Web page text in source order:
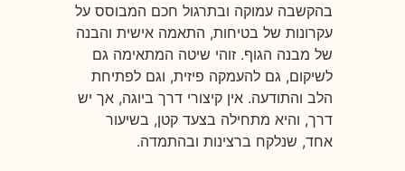
בהקשבה עמוקה ובתרגול חכם המבוסס על
עקרונות של בטיחות, התאמה אישית והבנה
של מבנה הגוף. זוהי שיטה המתאימה גם
לשיקום, גם להעמקה פיזית, וגם לפתיחת
הלב והתודעה. אין קיצורי דרך ביוגה, אך יש
דרך, והיא מתחילה בצעד קטן, בשיעור
אחד, שנלקח ברצינות ובהתמדה.